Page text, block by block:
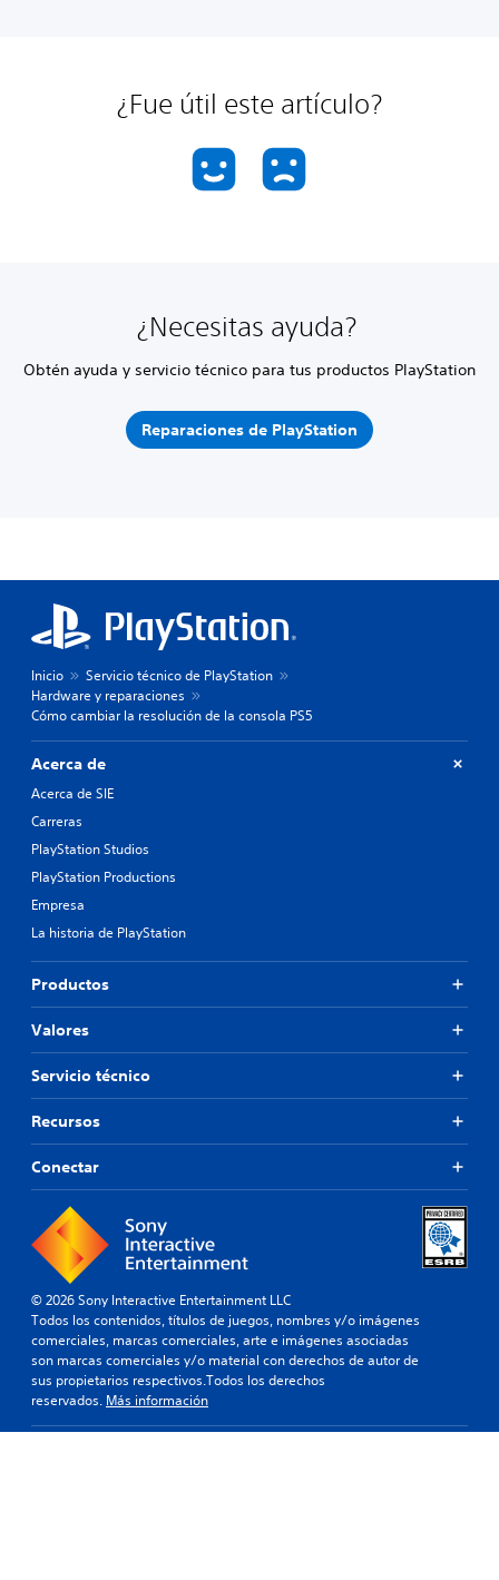
¿Fue útil este artículo?
¿Necesitas ayuda?
Obtén ayuda y servicio técnico para tus productos PlayStation
Reparaciones de PlayStation
Inicio
Servicio técnico de PlayStation
Hardware y reparaciones
Cómo cambiar la resolución de la consola PS5
Acerca de
Acerca de SIE
Carreras
PlayStation Studios
PlayStation Productions
Empresa
La historia de PlayStation
Productos
Valores
Servicio técnico
Recursos
Conectar
© 2026 Sony Interactive Entertainment LLC
Todos los contenidos, títulos de juegos, nombres y/o imágenes
comerciales, marcas comerciales, arte e imágenes asociadas
son marcas comerciales y/o material con derechos de autor de
sus propietarios respectivos.Todos los derechos
reservados. Más información